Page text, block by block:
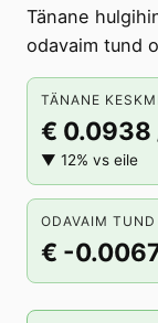
Tänane
odavaim tund
TÄNANE
€ 0.0938
▼ 12% vs eile
ODAVAIM
€ -